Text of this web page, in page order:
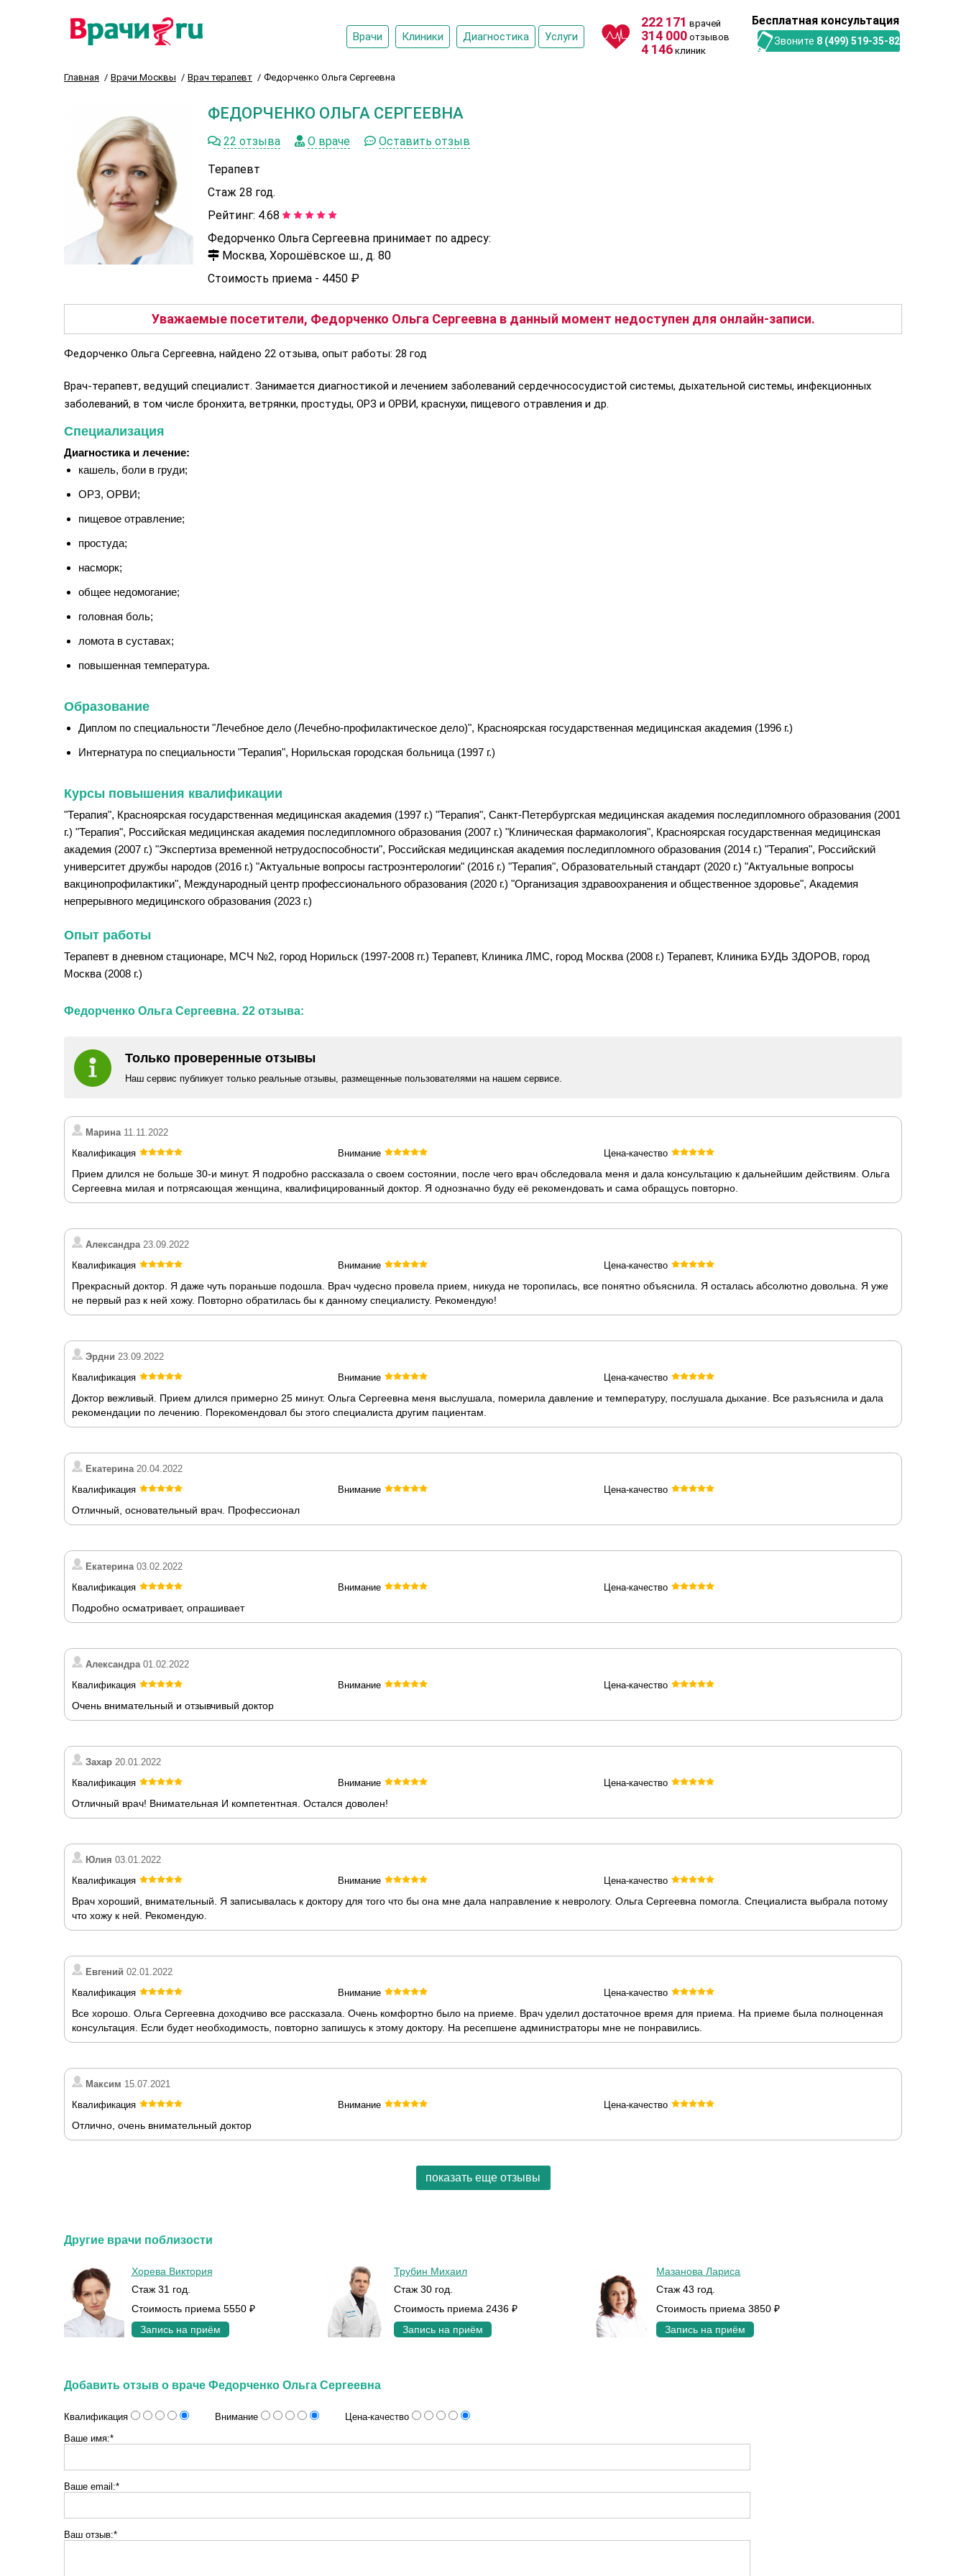
Врачи Клиники Диагностика Услуги
222 171 врачей
314 000 отзывов
4 146 клиник
Бесплатная консультация
Звоните 8 (499) 519-35-82
Главная Врачи Москвы Врач терапевт Федорченко Ольга Сергеевна
ФЕДОРЧЕНКО ОЛЬГА СЕРГЕЕВНА
22 отзыва О враче Оставить отзыв
Терапевт
Стаж 28 год.
Рейтинг: 4.68
Федорченко Ольга Сергеевна принимает по адресу:
Москва, Хорошёвское ш., д. 80
Стоимость приема - 4450 ₽
Уважаемые посетители, Федорченко Ольга Сергеевна в данный момент недоступен для онлайн-записи.
Федорченко Ольга Сергеевна, найдено 22 отзыва, опыт работы: 28 год
Врач-терапевт, ведущий специалист. Занимается диагностикой и лечением заболеваний сердечнососудистой системы, дыхательной системы, инфекционных
заболеваний, в том числе бронхита, ветрянки, простуды, ОРЗ и ОРВИ, краснухи, пищевого отравления и др.
Специализация
Диагностика и лечение:
кашель, боли в груди;
ОРЗ, ОРВИ;
пищевое отравление;
простуда;
насморк;
общее недомогание;
головная боль;
ломота в суставах;
повышенная температура.
Образование
Диплом по специальности "Лечебное дело (Лечебно-профилактическое дело)", Красноярская государственная медицинская академия (1996 г.)
Интернатура по специальности "Терапия", Норильская городская больница (1997 г.)
Курсы повышения квалификации
"Терапия", Красноярская государственная медицинская академия (1997 г.) "Терапия", Санкт-Петербургская медицинская академия последипломного образования (2001
г.) "Терапия", Российская медицинская академия последипломного образования (2007 г.) "Клиническая фармакология", Красноярская государственная медицинская
академия (2007 г.) "Экспертиза временной нетрудоспособности", Российская медицинская академия последипломного образования (2014 г.) "Терапия", Российский
университет дружбы народов (2016 г.) "Актуальные вопросы гастроэнтерологии" (2016 г.) "Терапия", Образовательный стандарт (2020 г.) "Актуальные вопросы
вакцинопрофилактики", Международный центр профессионального образования (2020 г.) "Организация здравоохранения и общественное здоровье", Академия
непрерывного медицинского образования (2023 г.)
Опыт работы
Терапевт в дневном стационаре, МСЧ №2, город Норильск (1997-2008 гг.) Терапевт, Клиника ЛМС, город Москва (2008 г.) Терапевт, Клиника БУДЬ ЗДОРОВ, город
Москва (2008 г.)
Федорченко Ольга Сергеевна. 22 отзыва:
Только проверенные отзывы
Наш сервис публикует только реальные отзывы, размещенные пользователями на нашем сервисе.
Марина11.11.2022
Квалификация
Внимание Цена-качество
Прием длился не больше 30-и минут. Я подробно рассказала о своем состоянии, после чего врач обследовала меня и дала консультацию к дальнейшим действиям. Ольга
Сергеевна милая и потрясающая женщина, квалифицированный доктор. Я однозначно буду её рекомендовать и сама обращусь повторно.
Александра23.09.2022
Квалификация
Внимание Цена-качество
Прекрасный доктор. Я даже чуть пораньше подошла. Врач чудесно провела прием, никуда не торопилась, все понятно объяснила. Я осталась абсолютно довольна. Я уже
не первый раз к ней хожу. Повторно обратилась бы к данному специалисту. Рекомендую!
Эрдни 23.09.2022
Квалификация
Внимание Цена-качество
Доктор вежливый. Прием длился примерно 25 минут. Ольга Сергеевна меня выслушала, померила давление и температуру, послушала дыхание. Все разъяснила и дала
рекомендации по лечению. Порекомендовал бы этого специалиста другим пациентам.
Екатерина20.04.2022
Квалификация
Внимание Цена-качество
Отличный, основательный врач. Профессионал
Екатерина03.02.2022
Квалификация
Внимание Цена-качество
Подробно осматривает, опрашивает
Александра01.02.2022
Квалификация
Внимание Цена-качество
Очень внимательный и отзывчивый доктор
Захар 20.01.2022
Квалификация
Внимание Цена-качество
Отличный врач! Внимательная И компетентная. Остался доволен!
Юлия 03.01.2022
Квалификация
Внимание Цена-качество
Врач хороший, внимательный. Я записывалась к доктору для того что бы она мне дала направление к неврологу. Ольга Сергеевна помогла. Специалиста выбрала потому
что хожу к ней. Рекомендую.
Евгений 02.01.2022
Квалификация
Внимание Цена-качество
Все хорошо. Ольга Сергеевна доходчиво все рассказала. Очень комфортно было на приеме. Врач уделил достаточное время для приема. На приеме была полноценная
консультация. Если будет необходимость, повторно запишусь к этому доктору. На ресепшене администраторы мне не понравились.
Максим 15.07.2021
Квалификация
Внимание Цена-качество
Отлично, очень внимательный доктор
показать еще отзывы
Другие врачи поблизости
Хорева Виктория
Стаж 31 год.
Стоимость приема 5550 ₽
Запись на приём
Трубин Михаил
Стаж 30 год.
Стоимость приема 2436 ₽
Запись на приём
Мазанова Лариса
Стаж 43 год.
Стоимость приема 3850 ₽
Запись на приём
Добавить отзыв о враче Федорченко Ольга Сергеевна
Квалификация Внимание
Цена-качество
Ваше имя:*
Ваше email:*
Ваш отзыв:*